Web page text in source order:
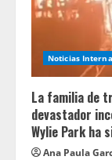
Noticias
La familia de
devastador
Wylie Park ha
Ana Paula